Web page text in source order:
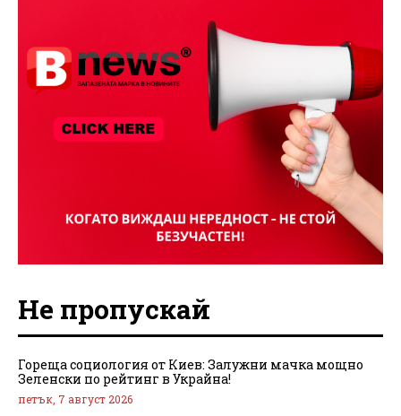
Не пропускай
Гореща социология от Киев: Залужни мачка мощно
Зеленски по рейтинг в Украйна!
петък, 7 август 2026